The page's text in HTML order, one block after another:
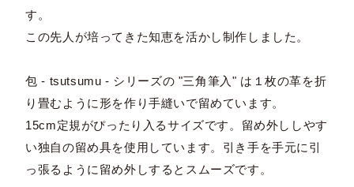
す。
この先人が培ってきた知恵を活かし制作しました。
包 - tsutsumu - シリーズの "三角筆入" は１枚の革を折
り畳むように形を作り手縫いで留めています。
15cm定規がぴったり入るサイズです。留め外ししやす
い独自の留め具を使用しています。引き手を手元に引
っ張るように留め外しするとスムーズです。